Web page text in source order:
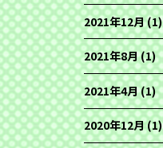
2021年12月(1)
2021年8月(1)
2021年4月(1)
2020年12月(1)